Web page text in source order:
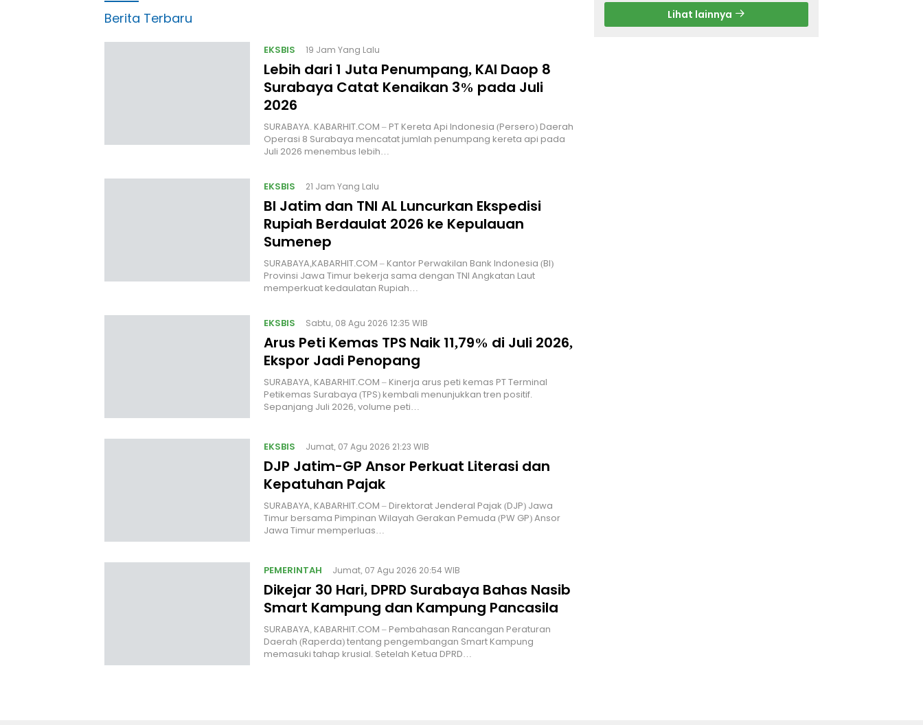
Berita Terbaru
EKSBIS 19 Jam Yang Lalu
Lebih dari 1 Juta Penumpang, KAI Daop 8
Surabaya Catat Kenaikan 3% pada Juli
2026
SURABAYA. KABARHIT.COM – PT Kereta Api Indonesia (Persero) Daerah
Operasi 8 Surabaya mencatat jumlah penumpang kereta api pada
Juli 2026 menembus lebih…
EKSBIS 21 Jam Yang Lalu
BI Jatim dan TNI AL Luncurkan Ekspedisi
Rupiah Berdaulat 2026 ke Kepulauan
Sumenep
SURABAYA,KABARHIT.COM – Kantor Perwakilan Bank Indonesia (BI)
Provinsi Jawa Timur bekerja sama dengan TNI Angkatan Laut
memperkuat kedaulatan Rupiah…
EKSBIS Sabtu, 08 Agu 2026 12:35 WIB
Arus Peti Kemas TPS Naik 11,79% di Juli 2026,
Ekspor Jadi Penopang
SURABAYA, KABARHIT.COM – Kinerja arus peti kemas PT Terminal
Petikemas Surabaya (TPS) kembali menunjukkan tren positif.
Sepanjang Juli 2026, volume peti…
EKSBIS Jumat, 07 Agu 2026 21:23 WIB
DJP Jatim-GP Ansor Perkuat Literasi dan
Kepatuhan Pajak
SURABAYA, KABARHIT.COM – Direktorat Jenderal Pajak (DJP) Jawa
Timur bersama Pimpinan Wilayah Gerakan Pemuda (PW GP) Ansor
Jawa Timur memperluas…
PEMERINTAH Jumat, 07 Agu 2026 20:54 WIB
Dikejar 30 Hari, DPRD Surabaya Bahas Nasib
Smart Kampung dan Kampung Pancasila
SURABAYA, KABARHIT.COM – Pembahasan Rancangan Peraturan
Daerah (Raperda) tentang pengembangan Smart Kampung
memasuki tahap krusial. Setelah Ketua DPRD…
Lihat lainnya